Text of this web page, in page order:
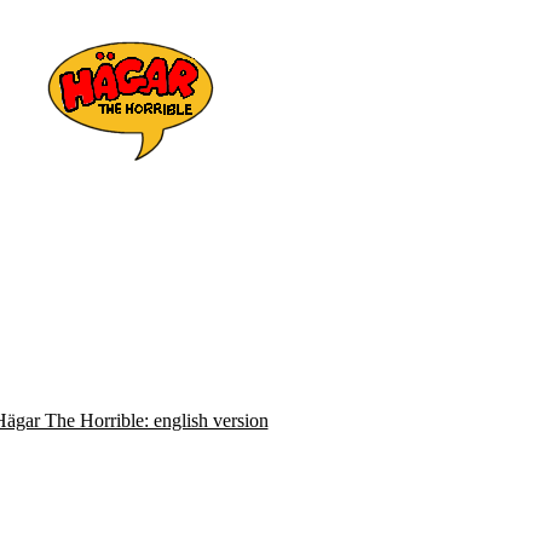
The Horrible: english version